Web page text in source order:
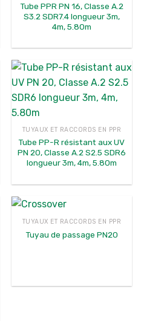
Tube PPR PN 16, Classe A.2
S3.2 SDR7.4 longueur 3m,
4m, 5.80m
TUYAUX ET RACCORDS EN PPR
Tube PP-R résistant aux UV
PN 20, Classe A.2 S2.5 SDR6
longueur 3m, 4m, 5.80m
TUYAUX ET RACCORDS EN PPR
Tuyau de passage PN20